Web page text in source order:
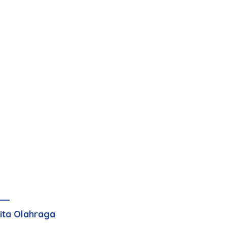
Olahraga